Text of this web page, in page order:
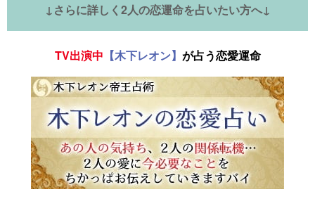
↓さらに詳しく2人の恋運命を占いたい方へ↓
TV出演中 【木下レオン】 が占う恋愛運命